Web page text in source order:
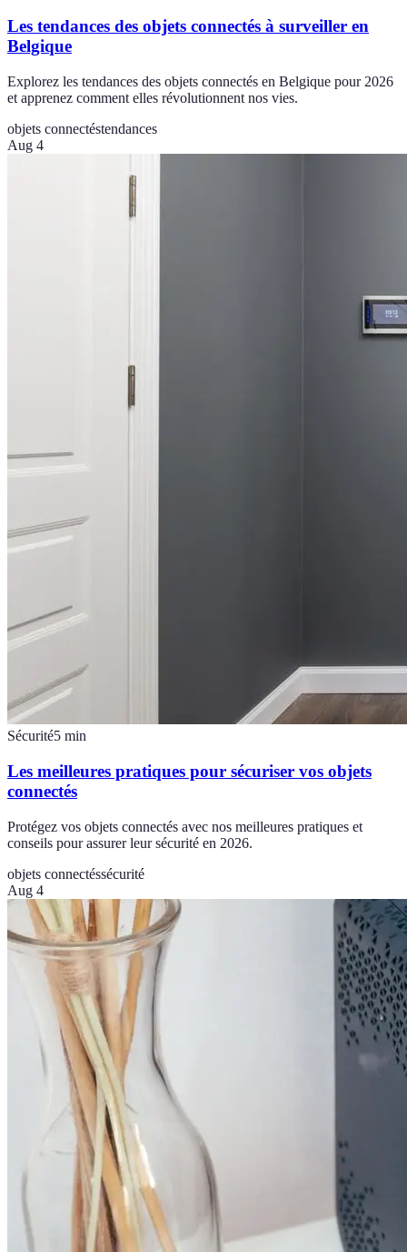
Les tendances des objets connectés à surveiller en
Belgique
Explorez les tendances des objets connectés en Belgique pour 2026
et apprenez comment elles révolutionnent nos vies.
objets connectéstendances
Aug 4
Sécurité5 min
Les meilleures pratiques pour sécuriser vos objets
connectés
Protégez vos objets connectés avec nos meilleures pratiques et
conseils pour assurer leur sécurité en 2026.
objets connectéssécurité
Aug 4